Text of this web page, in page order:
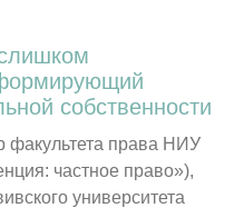
собственности
факультета права НИУ
частное право»),
университета